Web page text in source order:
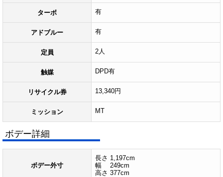
ターボ 有
アドブルー 有
定員 2人
触媒 DPD有
リサイクル券 13,340円
ミッション MT
ボデー詳細
ボデー外寸
長さ 1,197cm
幅 249cm
高さ 377cm